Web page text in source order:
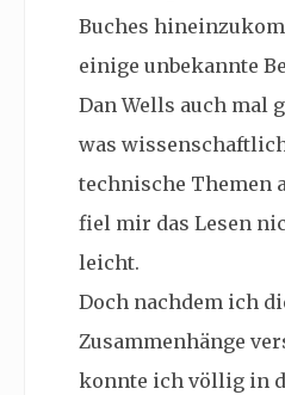
Buches
einige unbekannte
Dan Wells auch mal
was
technische Themen
fiel mir das Lesen
leicht.
Doch nachdem ich
Zusammenhänge
konnte ich völlig in